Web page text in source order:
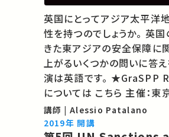
英国にとってアジア太平洋
性を持つのでしょうか。 英
きた東アジアの安全保障に
上がるいくつかの問いに答えを出
演は英語です。 ★GraSPP Research Seminar
については こちら 主催：東京大学公共政策大学院
★あなたのシェアが、ほかの
もしれません。 お気に入りの講義・講演があれば
講師 | Alessio Patalano
2019年 開講